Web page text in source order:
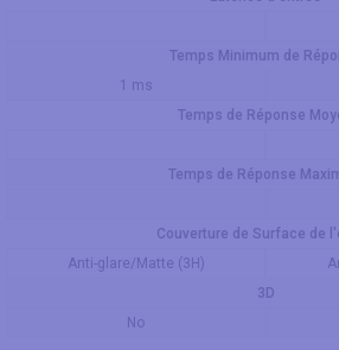
Temps Minimum de
1 ms
Temps de Réponse
Temps de Réponse
Couverture de Surface de
Anti-glare/Matte (3H)
3D
No